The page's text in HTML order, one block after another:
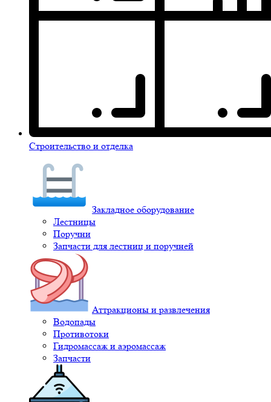
Строительство и отделка
Закладное оборудование
Лестницы
Поручни
Запчасти для лестниц и поручней
Аттракционы и развлечения
Водопады
Противотоки
Гидромассаж и аэромассаж
Запчасти